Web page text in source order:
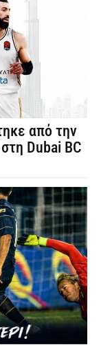
από την
Dubai BC